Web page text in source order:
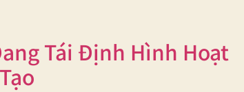
Tái Định Hình Hoạt